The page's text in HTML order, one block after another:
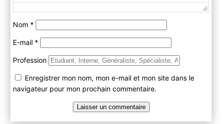
Nom *
E-mail *
Profession
Enregistrer mon nom, mon e-mail et mon site dans le
navigateur pour mon prochain commentaire.